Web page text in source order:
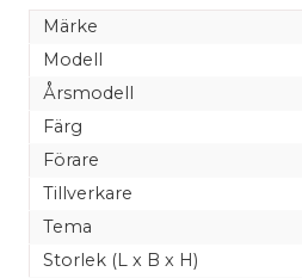
Märke
Modell
Årsmodell
Färg
Förare
Tillverkare
Tema
Storlek (L x B x H)